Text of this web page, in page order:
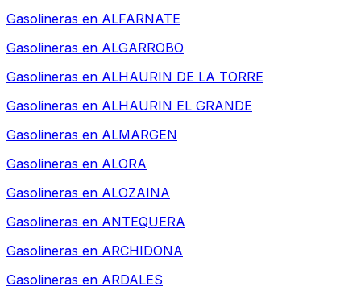
Gasolineras en ALFARNATE
Gasolineras en ALGARROBO
Gasolineras en ALHAURIN DE LA TORRE
Gasolineras en ALHAURIN EL GRANDE
Gasolineras en ALMARGEN
Gasolineras en ALORA
Gasolineras en ALOZAINA
Gasolineras en ANTEQUERA
Gasolineras en ARCHIDONA
Gasolineras en ARDALES